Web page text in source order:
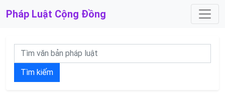
Pháp Luật Cộng Đồng
Tìm kiếm